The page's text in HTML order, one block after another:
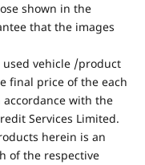
shown in the
that the images
used vehicle /product
final price of the each
with the
Services Limited.
herein is an
of the respective